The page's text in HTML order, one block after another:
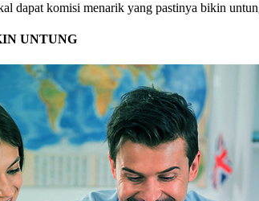
dapat komisi menarik yang pastinya bikin
UNTUNG